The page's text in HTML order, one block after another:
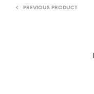
PREVIOUS PRODUCT